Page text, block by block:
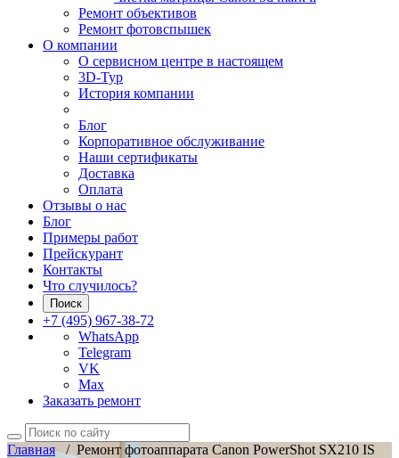
Ремонт объективов
Ремонт фотовспышек
О компании
О сервисном центре в настоящем
3D-Тур
История компании
Блог
Корпоративное обслуживание
Наши сертификаты
Доставка
Оплата
Отзывы о нас
Блог
Примеры работ
Прейскурант
Контакты
Что случилось?
Поиск
+7 (495) 967-38-72
WhatsApp
Telegram
VK
Max
Заказать ремонт
Главная/ Ремонт фотоаппарата Canon PowerShot SX210 IS